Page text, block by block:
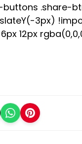
.share-
3px)
12px